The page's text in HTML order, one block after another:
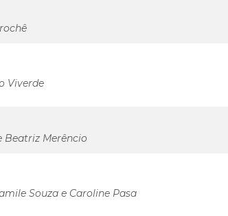
Viverde
Beatriz Merêncio
Souza e Caroline Pasa